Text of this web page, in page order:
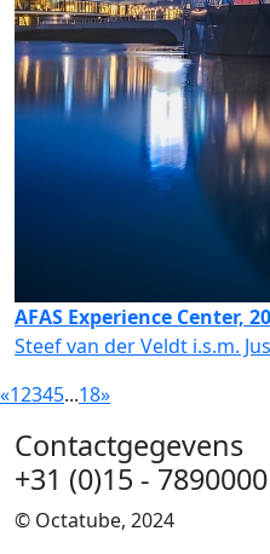
AFAS Experience Center,
Steef van der Veldt i.s.m.
«12345...18»
Contactgegevens
+31 (0)15 - 7890000
© Octatube, 2024